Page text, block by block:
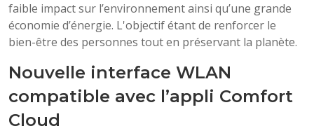
faible impact sur l’environnement ainsi qu’une grande
économie d’énergie. L'objectif étant de renforcer le
bien-être des personnes tout en préservant la planète.
Nouvelle interface WLAN
compatible avec l’appli Comfort
Cloud